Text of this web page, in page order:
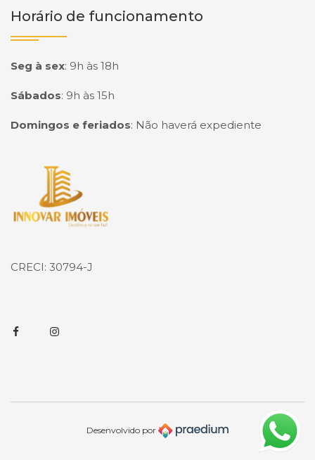
Horário de funcionamento
Seg à sex: 9h às 18h
Sábados: 9h às 15h
Domingos e feriados: Não haverá expediente
Página inicial
CRECI: 30794-J
FacebookInstagram
Desenvolvido por